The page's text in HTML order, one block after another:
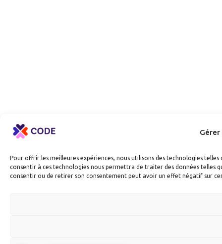
Pour offrir les meilleures expériences, nous utilisons des technologies
consentir à ces technologies nous permettra de traiter des données telles
consentir ou de retirer son consentement peut avoir un effet négatif sur